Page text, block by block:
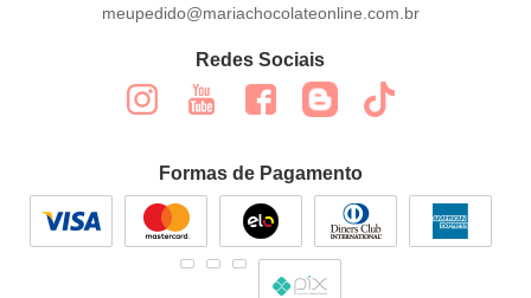
meupedido@mariachocolateonline.com.br
Redes Sociais
Formas de Pagamento